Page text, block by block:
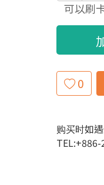
可以刷
0
购买时如